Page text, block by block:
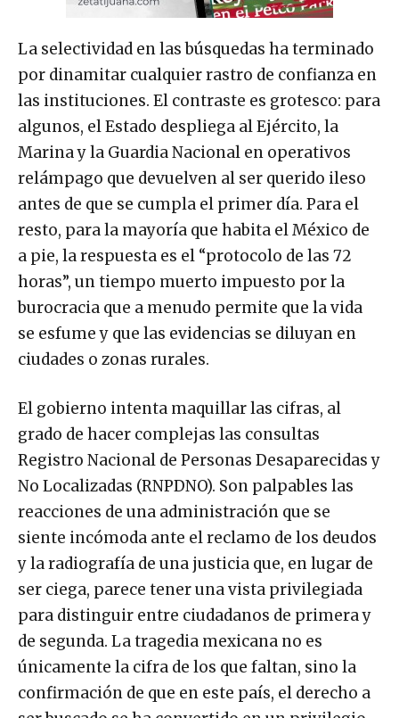
La selectividad en las búsquedas ha terminado
por dinamitar cualquier rastro de confianza en
las instituciones. El contraste es grotesco: para
algunos, el Estado despliega al Ejército, la
Marina y la Guardia Nacional en operativos
relámpago que devuelven al ser querido ileso
antes de que se cumpla el primer día. Para el
resto, para la mayoría que habita el México de
a pie, la respuesta es el “protocolo de las 72
horas”, un tiempo muerto impuesto por la
burocracia que a menudo permite que la vida
se esfume y que las evidencias se diluyan en
ciudades o zonas rurales.
El gobierno intenta maquillar las cifras, al
grado de hacer complejas las consultas
Registro Nacional de Personas Desaparecidas y
No Localizadas (RNPDNO). Son palpables las
reacciones de una administración que se
siente incómoda ante el reclamo de los deudos
y la radiografía de una justicia que, en lugar de
ser ciega, parece tener una vista privilegiada
para distinguir entre ciudadanos de primera y
de segunda. La tragedia mexicana no es
únicamente la cifra de los que faltan, sino la
confirmación de que en este país, el derecho a